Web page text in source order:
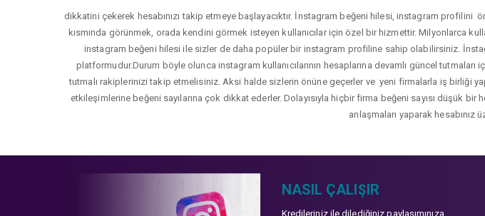
dikkatini çekerek hesabınızı takip etmeye başlayacıktır. İnstagram beğeni hilesi, instagram
kısmında görünmek, orada kendini görmek isteyen kullanıcılar için özel bir hizmettir. Milyonlarca
instagram beğeni hilesi ile sizler de daha popüler bir instagram profiline sahip olabilirsiniz.
platformudur.Durum böyle olunca instagram kullanıcılarının hesaplarına devamlı güncel
tutmalı rakiplerinizi takip etmelisiniz. Aksi halde sizlerin önüne geçerler ve yeni firmalarla iş birliği
etkileşimlerine beğeni sayılarına çok dikkat ederler. Dolayısıyla hiçbir firma beğeni sayısı düşük
anlaşmaları yaparak hesabınız
NASIL ÇALIŞIR
Kredileriniz ile dilediğiniz paylaşımınıza